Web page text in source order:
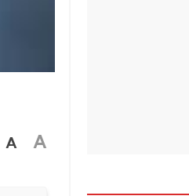
A A